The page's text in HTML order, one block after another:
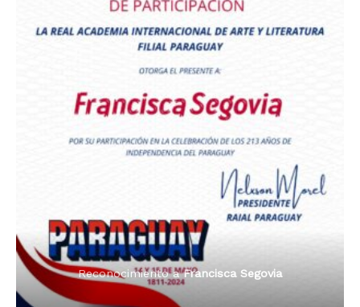
Dama de Oro 2024
Reconocimiento aFrancisca Segovia
Reconocimiento aFrancisca Segovia
Radio Tribuna Abierta
Premio Orgullo Paraguayo
Reconocimiento aFrancisca Segovia